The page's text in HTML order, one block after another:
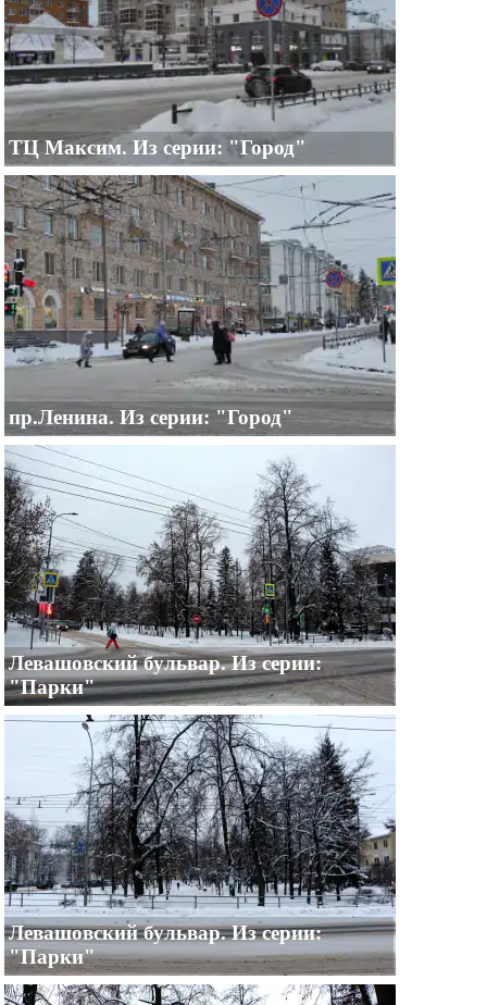
ТЦ Максим. Из серии: "Город"
пр.Ленина. Из серии: "Город"
Левашовский бульвар. Из серии:
"Парки"
Левашовский бульвар. Из серии:
"Парки"